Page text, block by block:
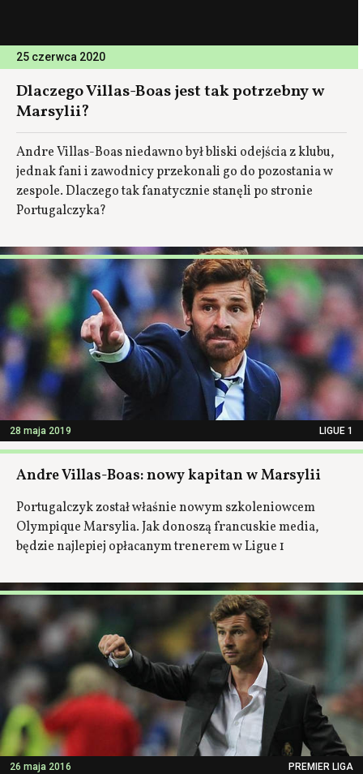
25 czerwca 2020
Dlaczego Villas-Boas jest tak potrzebny w
Marsylii?
Andre Villas-Boas niedawno był bliski odejścia z klubu,
jednak fani i zawodnicy przekonali go do pozostania w
zespole. Dlaczego tak fanatycznie stanęli po stronie
Portugalczyka?
28 maja 2019 LIGUE 1
Andre Villas-Boas: nowy kapitan w Marsylii
Portugalczyk został właśnie nowym szkoleniowcem
Olympique Marsylia. Jak donoszą francuskie media,
będzie najlepiej opłacanym trenerem w Ligue 1
26 maja 2016 PREMIER LIGA